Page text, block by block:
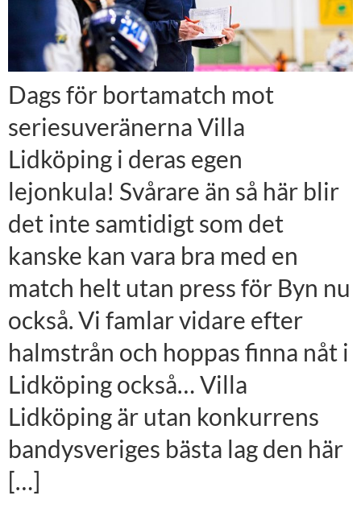
Dags för bortamatch mot
seriesuveränerna Villa
Lidköping i deras egen
lejonkula! Svårare än så här blir
det inte samtidigt som det
kanske kan vara bra med en
match helt utan press för Byn nu
också. Vi famlar vidare efter
halmstrån och hoppas finna nåt i
Lidköping också… Villa
Lidköping är utan konkurrens
bandysveriges bästa lag den här
[…]